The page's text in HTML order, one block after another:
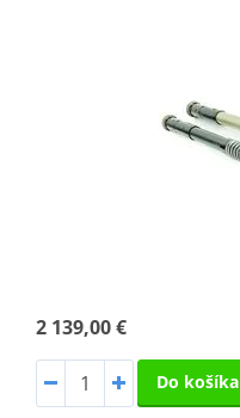
2 139,00 €
Do košíka